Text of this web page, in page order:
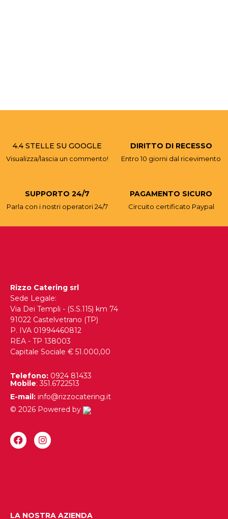
4.4 STELLE SU GOOGLE
Visualizza/lascia un commento!
DIRITTO DI RECESSO
Entro 10 giorni dal ricevimento
SUPPORTO 24/7
Parla con i nostri operatori 24/7
PAGAMENTO SICURO
Circuito certificato Paypal
Rizzo Catering srl
Sede Legale:
Via Dei Templi - (S.S.115) km 74
91022 Castelvetrano (TP)
P. IVA 01994460812
REA - TP 138003
Capitale Sociale € 51.000,00
Telefono: 0924 81433
Mobile: 351.6722513
E-mail: info@rizzocatering.it
© 2026 Powered by
LA NOSTRA AZIENDA